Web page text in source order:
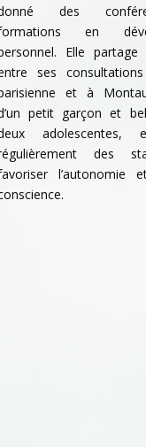
des
en
Elle
ses
et à
petit garçon et
adolescentes,
des
l’autonomie